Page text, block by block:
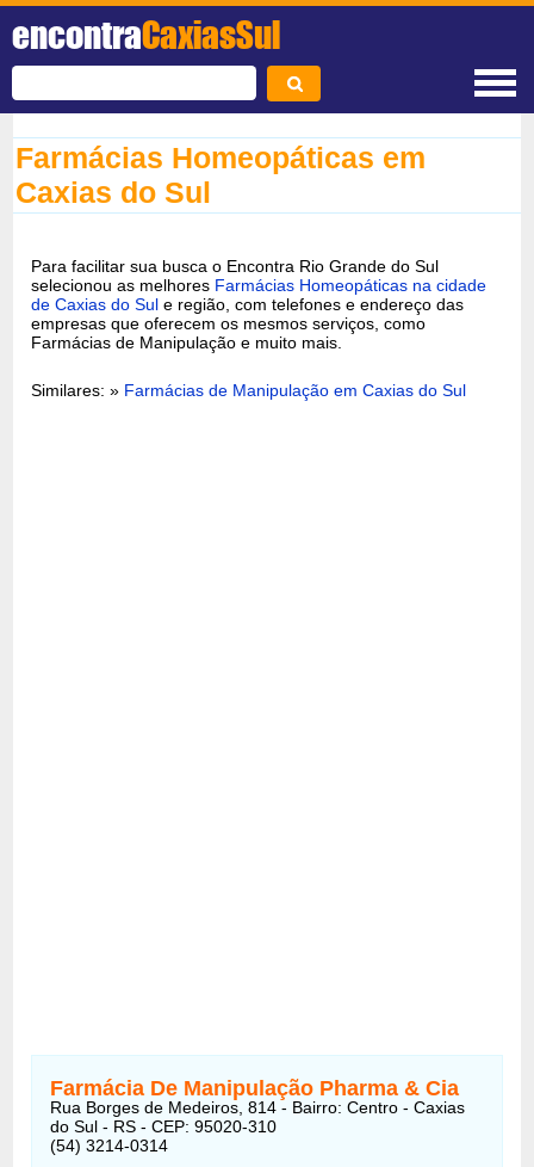
encontraCaxiasSul
Farmácias Homeopáticas em
Caxias do Sul
Para facilitar sua busca o Encontra Rio Grande do Sul
selecionou as melhores Farmácias Homeopáticas na cidade
de Caxias do Sul e região, com telefones e endereço das
empresas que oferecem os mesmos serviços, como
Farmácias de Manipulação e muito mais.
Similares: » Farmácias de Manipulação em Caxias do Sul
Farmácia De Manipulação Pharma & Cia
Rua Borges de Medeiros, 814 - Bairro: Centro - Caxias
do Sul - RS - CEP: 95020-310
(54) 3214-0314